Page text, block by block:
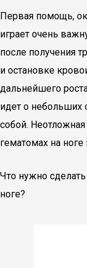
Первая помощь,
играет очень
после получения
и остановке
дальнейшего
идет о небольших
собой.
гематомах на
Что нужно
ноге?